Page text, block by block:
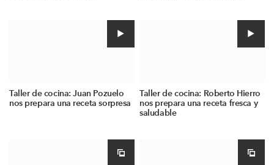
Taller de cocina: Juan Pozuelo
nos prepara una receta sorpresa
Taller de cocina: Roberto Hierro
nos prepara una receta fresca y
saludable